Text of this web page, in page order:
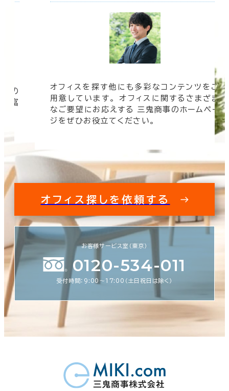
の
豊富
オフィスを探す他にも多彩なコンテンツをご
用意しています。 オフィスに関するさまざま
なご要望にお応えする 三鬼商事のホームペー
ジをぜひお役立てください。
オフィス探しを依頼する
お客様サービス室（東京）
0120-534-011
受付時間：9:00〜17:00（土日祝日は除く）